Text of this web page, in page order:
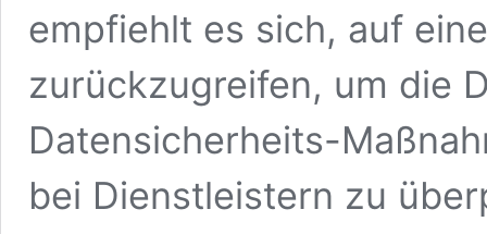
empfiehlt es sich, auf
zurückzugreifen, um die
Datensicherheits-
bei Dienstleistern zu